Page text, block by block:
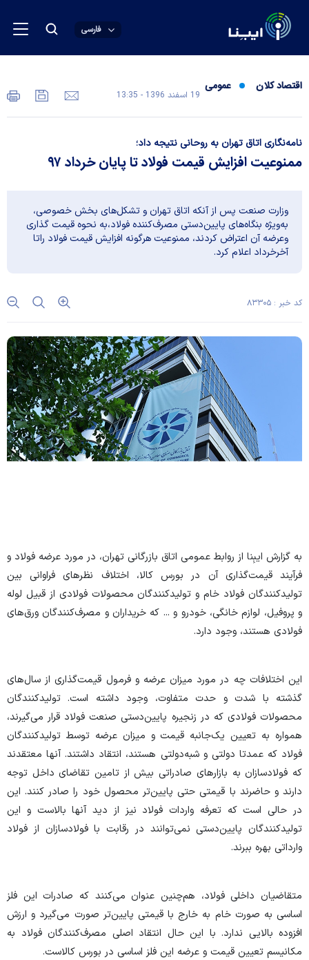
فارسی
اقتصاد کلان عمومی
19 اسفند 1396 - 13:35
نامه‌نگاری اتاق تهران به روحانی نتیجه داد؛
ممنوعیت افزایش قیمت فولاد تا پایان خرداد ۹۷
وزارت صنعت پس از آنکه اتاق تهران و تشکل‌های بخش خصوصی،
به‌ویژه بنگاه‌های پایین‌دستی مصرف‌کننده فولاد،به نحوه قیمت گذاری
وعرضه آن اعتراض کردند، ممنوعیت هرگونه افزایش قیمت فولاد راتا
آخرخرداد اعلام کرد.
کد خبر : ۸۳۳۰۵
به گزارش ایبِنا از روابط عمومی اتاق بازرگانی تهران، در مورد عرضه فولاد و
فرآیند قیمت‌گذاری آن در بورس کالا، اختلاف‌ نظرهای فراوانی بین
تولیدکنندگان فولاد خام و تولیدکنندگان محصولات فولادی از قبیل لوله
و پروفیل، لوازم خانگی، خودرو و ... که خریداران و مصرف‌کنندگان ورق‌های
فولادی هستند، وجود دارد.
این اختلافات چه در مورد میزان عرضه و فرمول قیمت‌گذاری از سال‌های
گذشته با شدت و حدت متفاوت، وجود داشته است. تولیدکنندگان
محصولات فولادی که در زنجیره پایین‌دستی صنعت فولاد قرار می‌گیرند،
همواره به تعیین یک‌جانبه قیمت و میزان عرضه توسط تولیدکنندگان
فولاد که عمدتا دولتی و شبه‌دولتی هستند، انتقاد داشتند. آنها معتقدند
که فولادسازان به بازارهای صادراتی بیش از تامین تقاضای داخل توجه
دارند و حاضرند با قیمتی حتی پایین‌تر محصول خود را صادر کنند. این
در حالی است که تعرفه واردات فولاد نیز از دید آنها بالاست و این
تولیدکنندگان پایین‌دستی نمی‌توانند در رقابت با فولادسازان از فولاد
وارداتی بهره ببرند.
متقاضیان داخلی فولاد، هم‌چنین عنوان می‌کنند که صادرات این فلز
اساسی به صورت خام به خارج با قیمتی پایین‌تر صورت می‌گیرد و ارزش
افزوده بالایی ندارد. با این حال انتقاد اصلی مصرف‌کنندگان فولاد به
مکانیسم تعیین قیمت و عرضه این فلز اساسی در بورس کالاست.